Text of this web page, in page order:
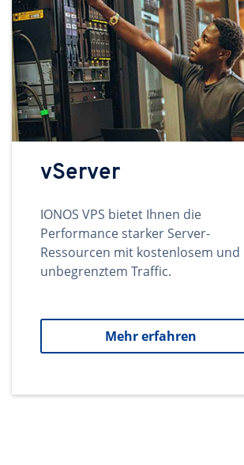
vServer
IONOS VPS bietet Ihnen die
Performance starker Server-
Ressourcen mit kostenlosem und
unbegrenztem Traffic.
Mehr erfahren